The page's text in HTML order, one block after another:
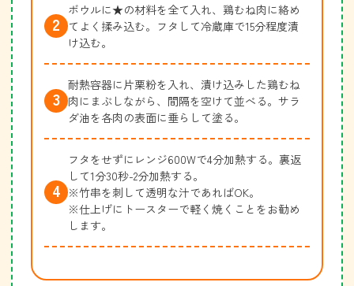
ボウルに★の材料を全て入れ、鶏むね肉に絡め
てよく揉み込む。フタして冷蔵庫で15分程度漬
け込む。
耐熱容器に片栗粉を入れ、漬け込みした鶏むね
肉にまぶしながら、間隔を空けて並べる。サラ
ダ油を各肉の表面に垂らして塗る。
フタをせずにレンジ600Wで4分加熱する。裏返
して1分30秒-2分加熱する。
※竹串を刺して透明な汁であればOK。
※仕上げにトースターで軽く焼くことをお勧め
します。